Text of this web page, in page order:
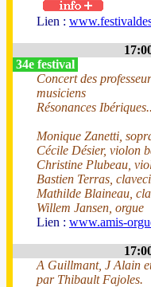
Lien :
34e festival
Concert des
musiciens
Résonances
Monique Zanetti,
Cécile Désier, violon
Christine Plubeau,
Bastien Terras,
Mathilde Blaineau,
Willem Jansen, orgue
Lien : www.amis-
A Guillmant, J Alain
par Thibault Fajoles.